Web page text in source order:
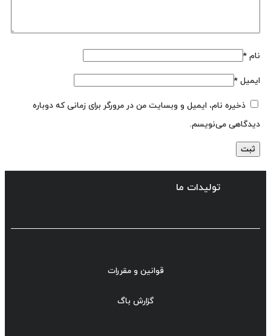
نام *
ایمیل *
ذخیره نام، ایمیل و وبسایت من در مرورگر برای زمانی که دوباره
دیدگاهی می‌نویسم.
تولیدات ما
قوانین و مقررات
گزارش باگ